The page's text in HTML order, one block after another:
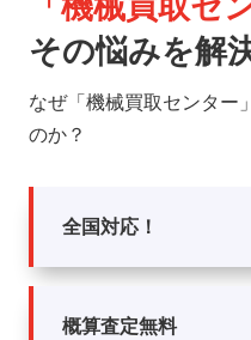
「機械買取セ
その悩みを解
なぜ「機械買取センター
のか？
全国対応！
概算査定無料